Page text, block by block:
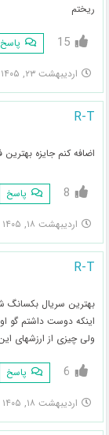
ریختم
15 پاسخ
اردیبهشت ۲۳, ۱۴۰۵ ۱۰:۳۹ ق.ظ
R-T
اضافه کنم جایزه
8 پاسخ
اردیبهشت ۱۸, ۱۴۰۵ ۱۱:۲۵ ب.ظ
R-T
بهترین سریال بکسانگ
اینکه دوست داشتم گو
ولی چیزی از ارزشهای
6 پاسخ
اردیبهشت ۱۸, ۱۴۰۵ ۶:۳۵ ب.ظ